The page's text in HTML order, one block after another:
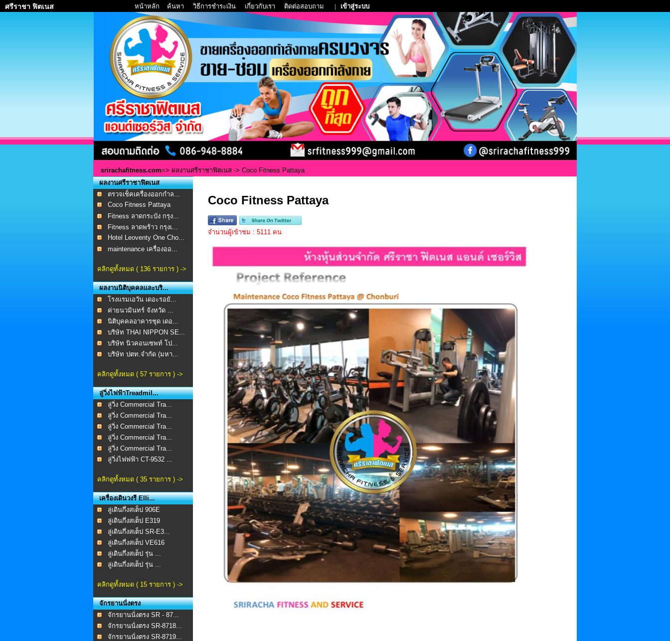
ศรีราชา ฟิตเนส หน้าหลัก ค้นหา วิธีการชำระเงิน เกี่ยวกับเรา ติดต่อสอบถาม | เข้าสู่ระบบ
srirachafitness.com=> ผลงานศรีราชาฟิตเนส -> Coco Fitness Pattaya
ผลงานศรีราชาฟิตเนส
ตรวจเช็คเครื่องออกกำล...
Coco Fitness Pattaya
Fitness ลาดกระบัง กรุง...
Fitness ลาดพร้าว กรุงเ...
Hotel Leoventy One Cho...
maintenance เครื่องออ...
คลิกดูทั้งหมด ( 136 รายการ ) ->
ผลงานนิติบุคคลและบริ...
โรงแรมเอวัน เดอะรอยั...
ค่ายนวมินทร์ จังหวัด ...
นิติบุคคลอาคารชุด เดอ...
บริษัท THAI NIPPON SE...
บริษัท นิวคอนเซพท์ โป...
บริษัท ปตท.จำกัด (มหา...
คลิกดูทั้งหมด ( 57 รายการ ) ->
ลู่วิ่งไฟฟ้าTreadmil...
ลู่วิ่ง Commercial Tra...
ลู่วิ่ง Commercial Tra...
ลู่วิ่ง Commercial Tra...
ลู่วิ่ง Commercial Tra...
ลู่วิ่ง Commercial Tra...
ลู่วิ่งไฟฟฟ้า CT-9532 ...
คลิกดูทั้งหมด ( 35 รายการ ) ->
เครื่องเดินวงรี Elli...
ลู่เดินกึ่งสเต็ป 906E
ลู่เดินกึ่งสเต็ป E319
ลู่เดินกึ่งสเต็ป SR-E3...
ลู่เดินกึ่งสเต็ป VE616
ลู่เดินกึ่งสเต็ป รุ่น ...
ลู่เดินกึ่งสเต็ป รุ่น ...
คลิกดูทั้งหมด ( 15 รายการ ) ->
จักรยานนั่งตรง
จักรยานนั่งตรง SR - 87...
จักรยานนั่งตรง SR-8718...
จักรยานนั่งตรง SR-8719...
Coco Fitness Pattaya
จำนวนผู้เข้าชม : 5111 คน